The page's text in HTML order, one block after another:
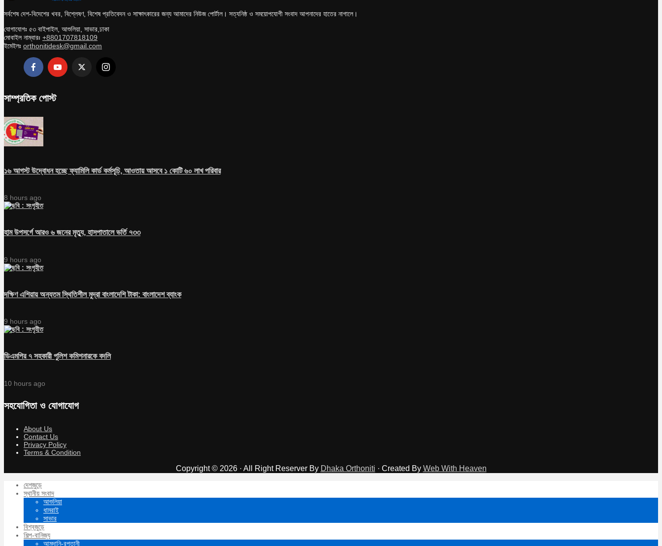
সর্বশেষ দেশ-বিদেশের খবর, বিশ্লেষণ, বিশেষ প্রতিবেদন ও সাক্ষাৎকারের জন্য আমাদের নিউজ পোর্টাল। সত্যনিষ্ঠ ও সময়োপযোগী সংবাদ আপনাদের হাতের নাগালে।
যোগাযোগঃ ৫৩ বাইপাইল, আশুলিয়া, সাভার,ঢাকা
মোবাইল নাম্বারঃ +8801707818109
ইমেইলঃ orthonitidesk@gmail.com
সাম্প্রতিক পোস্ট
১৬ আগস্ট উদ্বোধন হচ্ছে ফ্যামিলি কার্ড কর্মসূচি, আওতায় আসবে ১ কোটি ৬০ লাখ পরিবার
8 hours ago
হাম উপসর্গে আরও ৬ জনের মৃত্যু, হাসপাতালে ভর্তি ৭৩৩
9 hours ago
দক্ষিণ এশিয়ায় অন্যতম স্থিতিশীল মুদ্রা বাংলাদেশি টাকা: বাংলাদেশ ব্যাংক
9 hours ago
ডিএমপির ৭ সহকারী পুলিশ কমিশনারকে বদলি
10 hours ago
সহযোগিতা ও যোগাযোগ
About Us
Contact Us
Privacy Policy
Terms & Condition
Copyright © 2026 · All Right Reserver By Dhaka Orthoniti · Created By Web With Heaven
দেশজুড়ে
স্থানীয় সংবাদ
আশুলিয়া
ধামরাই
সাভার
বিশ্বজুড়ে
শিল্প-বানিজ্য
আমদানি-রপ্তানী